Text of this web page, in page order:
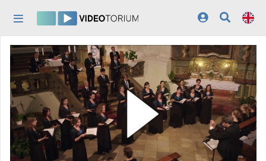
Home
Log In
Discovery
Categories
Playlists